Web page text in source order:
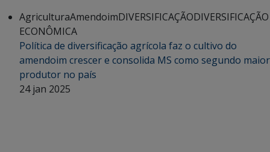
AgriculturaAmendoimDIVERSIFICAÇÃODIVERSIFICAÇÃO
ECONÔMICA
Política de diversificação agrícola faz o cultivo do
amendoim crescer e consolida MS como segundo maior
produtor no país
24 jan 2025